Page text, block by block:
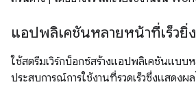
แอปพลิเคชันหลายหน้าที่เร็วยิ่
ใช้สตรีมเวิร์กบ็อกซ์สร้างแอปพลิเคชันแบบห
ประสบการณ์การใช้งานที่รวดเร็วซึ่งแสดง